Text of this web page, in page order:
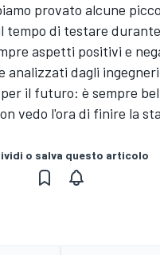
provato alcune
tempo di testare
aspetti positivi e
analizzati dagli
il futuro: è sempre
vedo l'ora di finire la
o salva questo articolo